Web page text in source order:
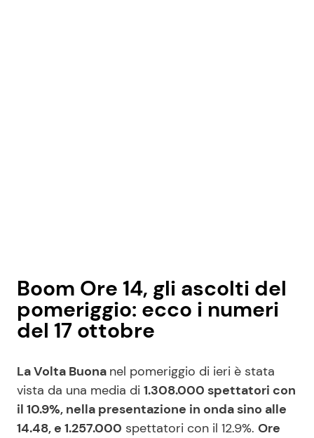
Boom Ore 14, gli ascolti del
pomeriggio: ecco i numeri
del 17 ottobre
La Volta Buona nel pomeriggio di ieri è stata
vista da una media di 1.308.000 spettatori con
il 10.9%, nella presentazione in onda sino alle
14.48, e 1.257.000 spettatori con il 12.9%. Ore